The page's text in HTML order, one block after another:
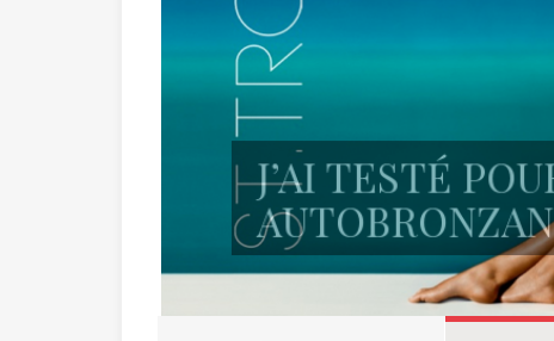
J’AI TESTÉ
06/07/2015